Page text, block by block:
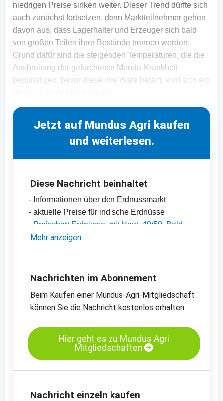
niedrigen Preise sinken weiter. Dieser Trend dürfte sich
auch zunächst fortsetzen, denn Marktteilnehmer gehen
davon aus, dass Lagerhalter und Erzeuger sich bald
von großen Teilen ihrer Bestände trennen werden.
Grund dafür sind die steigenden Temperaturen, die die
Ausbreitung der gefürchteten Munda-Krankheit
begünstigen; bevor diese ihre Ware befällt, wird sich ein
Jetzt auf Mundus Agri kaufen
und weiterlesen.
Diese Nachricht beinhaltet
- Informationen über den Erdnussmarkt
- aktuelle Preise für indische Erdnüsse
Preischart Erdnüsse, mit Haut, 40/50, Bold,
Indien
-allgemeine Preisinformationen
Mehr anzeigen
Nachrichten im Abonnement
Beim Kaufen einer Mundus-Agri-Mitgliedschaft
können Sie die Nachricht kostenlos erhalten
Hier geht es zu Mundus Agri
Mitgliedschaften
Nachricht einzeln kaufen